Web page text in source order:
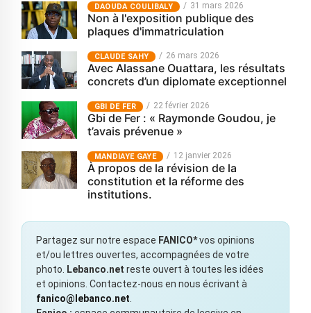
‎DAOUDA COULIBALY 31 mars 2026
Non à l'exposition publique des
plaques d'immatriculation
CLAUDE SAHY 26 mars 2026
Avec Alassane Ouattara, les résultats
concrets d’un diplomate exceptionnel
GBI DE FER 22 février 2026
Gbi de Fer : « Raymonde Goudou, je
t’avais prévenue »
MANDIAYE GAYE 12 janvier 2026
À propos de la révision de la
constitution et la réforme des
institutions.
Partagez sur notre espace FANICO*vos opinions
et/ou lettres ouvertes, accompagnées de votre
photo. Lebanco.net reste ouvert à toutes les idées
et opinions. Contactez-nous en nous écrivant à
fanico@lebanco.net.